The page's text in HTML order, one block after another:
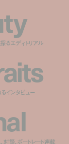
ty
るエディトリアル
aits
インタビュー
al
談、ポートレート連載